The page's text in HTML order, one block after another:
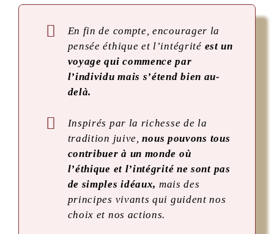
En fin de compte, encourager la
pensée éthique et l’intégrité est un
voyage qui commence par
l’individu mais s’étend bien au-
delà.
Inspirés par la richesse de la
tradition juive,nous pouvons tous
contribuer à un monde où
l’éthique et l’intégrité ne sont pas
de simples idéaux, mais des
principes vivants qui guident nos
choix et nos actions.